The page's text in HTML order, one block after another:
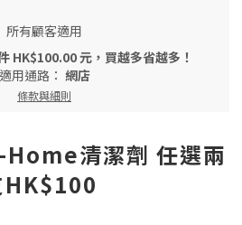
所有顧客適用
HK$100.00 元，買越多省越多！
適用通路： 網店
條款與細則
清潔劑 任選兩
HK$100